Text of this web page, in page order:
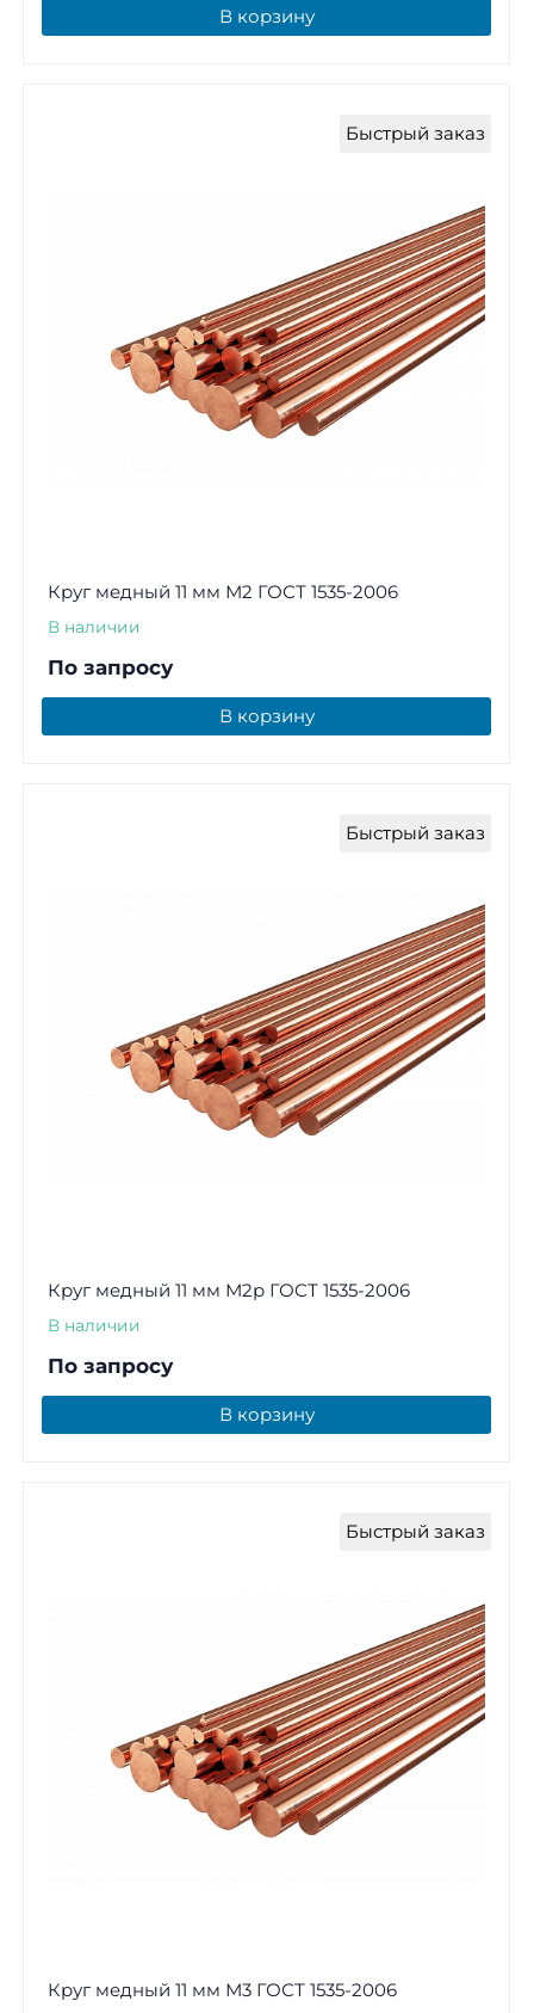
В корзину
Быстрый заказ
Круг медный 11 мм М2 ГОСТ 1535-2006
В наличии
По запросу
В корзину
Быстрый заказ
Круг медный 11 мм М2р ГОСТ 1535-2006
В наличии
По запросу
В корзину
Быстрый заказ
Круг медный 11 мм М3 ГОСТ 1535-2006